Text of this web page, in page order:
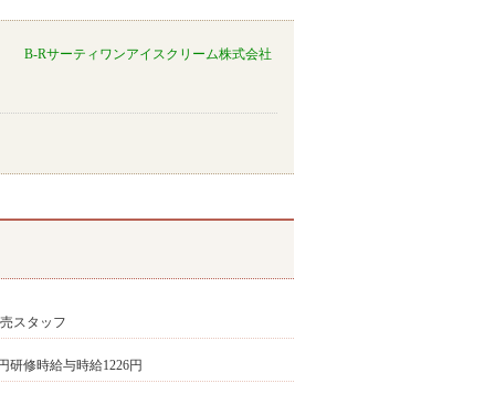
B-Rサーティワンアイスクリーム株式会社
スタッフ
研修時給与時給1226円